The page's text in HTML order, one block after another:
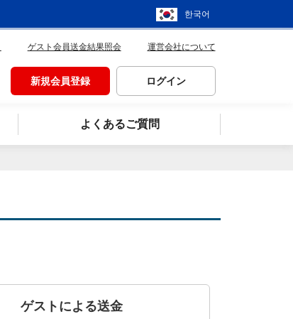
한국어
ゲスト会員送金結果照会 運営会社について
新規会員登録 ログイン
よくあるご質問
ゲストによる送金